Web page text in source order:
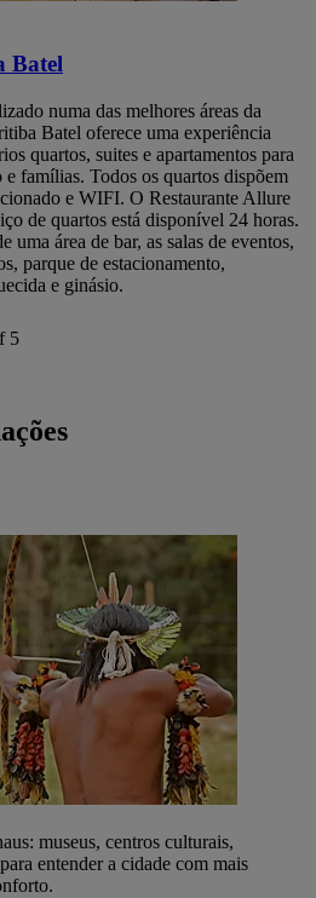
Batel
numa das melhores áreas da
Batel oferece uma experiência
quartos, suites e apartamentos para
e famílias. Todos os quartos dispõem
e WIFI. O Restaurante Allure
de quartos está disponível 24 horas.
uma área de bar, as salas de eventos,
parque de estacionamento,
e ginásio.
5
museus, centros culturais,
entender a cidade com mais